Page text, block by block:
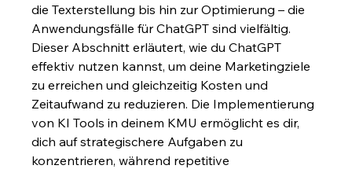
die Texterstellung bis hin zur Optimierung – die
Anwendungsfälle für ChatGPT sind vielfältig.
Dieser Abschnitt erläutert, wie du ChatGPT
effektiv nutzen kannst, um deine Marketingziele
zu erreichen und gleichzeitig Kosten und
Zeitaufwand zu reduzieren. Die Implementierung
von KI Tools in deinem KMU ermöglicht es dir,
dich auf strategischere Aufgaben zu
konzentrieren, während repetitive